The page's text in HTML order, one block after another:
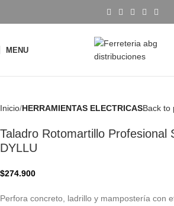
MENU
Inicio HERRAMIENTAS ELECTRICASBack to
Taladro Rotomartillo Profesional
DYLLU
$274.900
Perfora concreto, ladrillo y mampostería con